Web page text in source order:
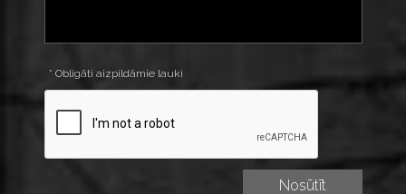
* Obligāti aizpildāmie lauki